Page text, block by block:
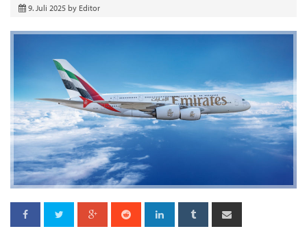
9. Juli 2025 by Editor